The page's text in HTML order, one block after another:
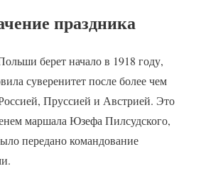
праздника
берет начало в 1918 году,
суверенитет после более чем
Пруссией и Австрией. Это
маршала Юзефа Пилсудского,
передано командование